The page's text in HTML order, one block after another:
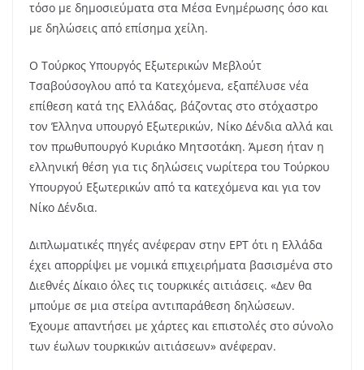
τόσο με δημοσιεύματα στα Μέσα Ενημέρωσης όσο και
με δηλώσεις από επίσημα χείλη.
Ο Τούρκος Υπουργός Εξωτερικών Μεβλούτ
Τσαβούσογλου από τα Κατεχόμενα, εξαπέλυσε νέα
επίθεση κατά της Ελλάδας, βάζοντας στο στόχαστρο
τον Έλληνα υπουργό Εξωτερικών, Νίκο Δένδια αλλά και
τον πρωθυπουργό Κυριάκο Μητσοτάκη. Άμεση ήταν η
ελληνική θέση για τις δηλώσεις νωρίτερα του Τούρκου
Υπουργού Εξωτερικών από τα κατεχόμενα και για τον
Νίκο Δένδια.
Διπλωματικές πηγές ανέφεραν στην ΕΡΤ ότι η Ελλάδα
έχει απορρίψει με νομικά επιχειρήματα βασισμένα στο
Διεθνές Δίκαιο όλες τις τουρκικές αιτιάσεις. «Δεν θα
μπούμε σε μια στείρα αντιπαράθεση δηλώσεων.
Έχουμε απαντήσει με χάρτες και επιστολές στο σύνολο
των έωλων τουρκικών αιτιάσεων» ανέφεραν.